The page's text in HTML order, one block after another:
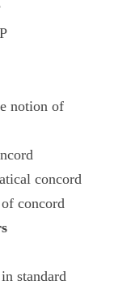
notion of
concord
concord
standard